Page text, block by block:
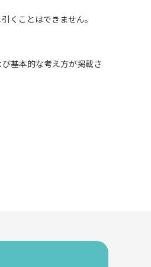
くことはできません。
基本的な考え方が掲載さ